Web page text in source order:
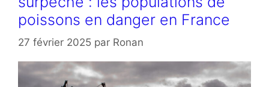
poissons en danger en France
27 février 2025 par Ronan